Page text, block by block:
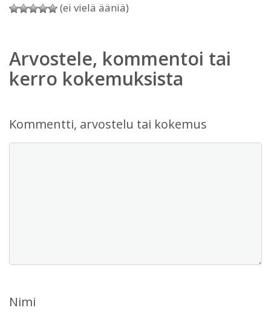
(ei vielä ääniä)
Arvostele, kommentoi tai
kerro kokemuksista
Kommentti, arvostelu tai kokemus
Nimi